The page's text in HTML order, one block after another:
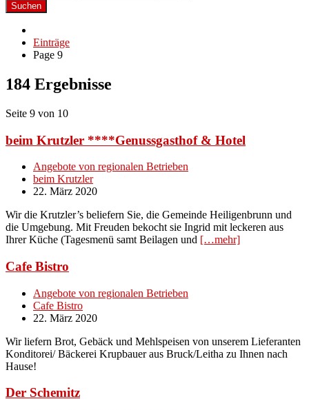
Suchen
Einträge
Page 9
184 Ergebnisse
Seite 9 von 10
beim Krutzler ****Genussgasthof & Hotel
Angebote von regionalen Betrieben
beim Krutzler
22. März 2020
Wir die Krutzler’s beliefern Sie, die Gemeinde Heiligenbrunn und
die Umgebung. Mit Freuden bekocht sie Ingrid mit leckeren aus
Ihrer Küche (Tagesmenü samt Beilagen und […mehr]
Cafe Bistro
Angebote von regionalen Betrieben
Cafe Bistro
22. März 2020
Wir liefern Brot, Gebäck und Mehlspeisen von unserem Lieferanten
Konditorei/ Bäckerei Krupbauer aus Bruck/Leitha zu Ihnen nach
Hause!
Der Schemitz